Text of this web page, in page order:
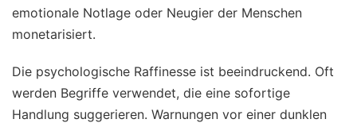
emotionale Notlage oder Neugier der Menschen
monetarisiert.
Die psychologische Raffinesse ist beeindruckend. Oft
werden Begriffe verwendet, die eine sofortige
Handlung suggerieren. Warnungen vor einer dunklen